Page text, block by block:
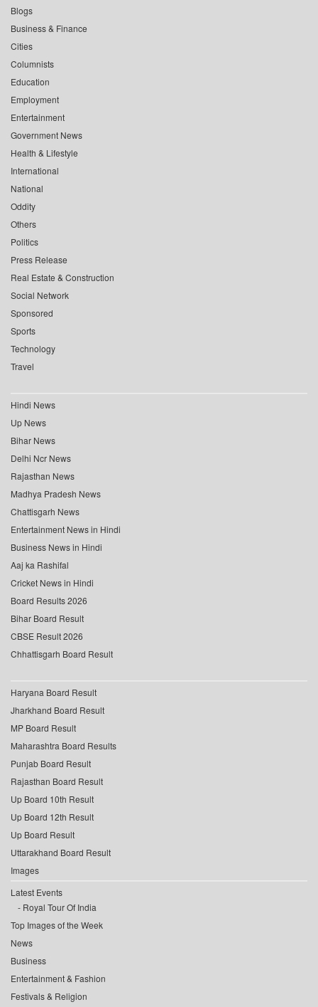
Blogs
Business & Finance
Cities
Columnists
Education
Employment
Entertainment
Government News
Health & Lifestyle
International
National
Oddity
Others
Politics
Press Release
Real Estate & Construction
Social Network
Sponsored
Sports
Technology
Travel
Hindi News
Up News
Bihar News
Delhi Ncr News
Rajasthan News
Madhya Pradesh News
Chattisgarh News
Entertainment News in Hindi
Business News in Hindi
Aaj ka Rashifal
Cricket News in Hindi
Board Results 2026
Bihar Board Result
CBSE Result 2026
Chhattisgarh Board Result
Haryana Board Result
Jharkhand Board Result
MP Board Result
Maharashtra Board Results
Punjab Board Result
Rajasthan Board Result
Up Board 10th Result
Up Board 12th Result
Up Board Result
Uttarakhand Board Result
Images
Latest Events
Royal Tour Of India
Top Images of the Week
News
Business
Entertainment & Fashion
Festivals & Religion